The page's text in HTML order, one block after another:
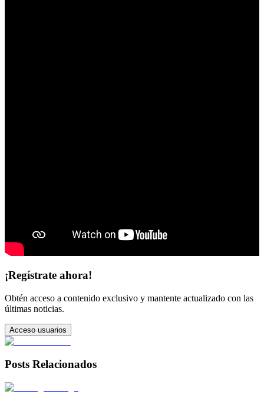
¡Regístrate ahora!
Obtén acceso a contenido exclusivo y mantente actualizado con las
últimas noticias.
Acceso usuarios
Posts Relacionados